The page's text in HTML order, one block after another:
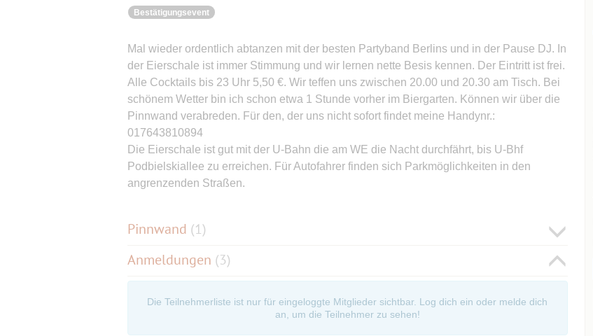
Bestätigungsevent
Mal wieder ordentlich abtanzen mit der besten Partyband Berlins und in der Pause DJ. In
der Eierschale ist immer Stimmung und wir lernen nette Besis kennen. Der Eintritt ist frei.
Alle Cocktails bis 23 Uhr 5,50 €. Wir teffen uns zwischen 20.00 und 20.30 am Tisch. Bei
schönem Wetter bin ich schon etwa 1 Stunde vorher im Biergarten. Können wir über die
Pinnwand verabreden. Für den, der uns nicht sofort findet meine Handynr.:
017643810894
Die Eierschale ist gut mit der U-Bahn die am WE die Nacht durchfährt, bis U-Bhf
Podbielskiallee zu erreichen. Für Autofahrer finden sich Parkmöglichkeiten in den
angrenzenden Straßen.
Pinnwand (1)
Anmeldungen (3)
Die Teilnehmerliste ist nur für eingeloggte Mitglieder sichtbar. Log dich ein oder melde dich
an, um die Teilnehmer zu sehen!